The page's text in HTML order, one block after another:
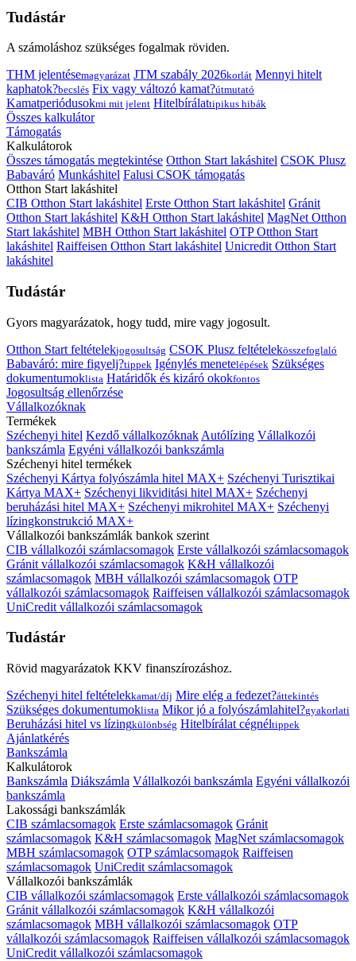
Tudástár
A számoláshoz szükséges fogalmak röviden.
THM jelentésemagyarázat JTM szabály 2026korlát Mennyi hitelt
kaphatok?becslés Fix vagy változó kamat?útmutató
Kamatperiódusokmi mit jelent Hitelbírálattipikus hibák
Összes kalkulátor
Támogatás
Kalkulátorok
Összes támogatás megtekintése Otthon Start lakáshitel CSOK Plusz
Babaváró Munkáshitel Falusi CSOK támogatás
Otthon Start lakáshitel
CIB Otthon Start lakáshitel Erste Otthon Start lakáshitel Gránit
Otthon Start lakáshitel K&H Otthon Start lakáshitel MagNet Otthon
Start lakáshitel MBH Otthon Start lakáshitel OTP Otthon Start
lakáshitel Raiffeisen Otthon Start lakáshitel Unicredit Otthon Start
lakáshitel
Tudástár
Gyors magyarázatok, hogy tudd, mire vagy jogosult.
Otthon Start feltételekjogosultság CSOK Plusz feltételekösszefoglaló
Babaváró: mire figyelj?tippek Igénylés menetelépések Szükséges
dokumentumoklista Határidők és kizáró okokfontos
Jogosultság ellenőrzése
Vállalkozóknak
Termékek
Széchenyi hitel Kezdő vállalkozóknak Autólízing Vállalkozói
bankszámla Egyéni vállalkozói bankszámla
Széchenyi hitel termékek
Széchenyi Kártya folyószámla hitel MAX+ Széchenyi Turisztikai
Kártya MAX+ Széchenyi likviditási hitel MAX+ Széchenyi
beruházási hitel MAX+ Széchenyi mikrohitel MAX+ Széchenyi
lízingkonstrukció MAX+
Vállalkozói bankszámlák bankok szerint
CIB vállalkozói számlacsomagok Erste vállalkozói számlacsomagok
Gránit vállalkozói számlacsomagok K&H vállalkozói
számlacsomagok MBH vállalkozói számlacsomagok OTP
vállalkozói számlacsomagok Raiffeisen vállalkozói számlacsomagok
UniCredit vállalkozói számlacsomagok
Tudástár
Rövid magyarázatok KKV finanszírozáshoz.
Széchenyi hitel feltételekkamat/díj Mire elég a fedezet?áttekintés
Szükséges dokumentumoklista Mikor jó a folyószámlahitel?gyakorlati
Beruházási hitel vs lízingkülönbség Hitelbírálat cégnéltippek
Ajánlatkérés
Bankszámla
Kalkulátorok
Bankszámla Diákszámla Vállalkozói bankszámla Egyéni vállalkozói
bankszámla
Lakossági bankszámlák
CIB számlacsomagok Erste számlacsomagok Gránit
számlacsomagok K&H számlacsomagok MagNet számlacsomagok
MBH számlacsomagok OTP számlacsomagok Raiffeisen
számlacsomagok UniCredit számlacsomagok
Vállalkozói bankszámlák
CIB vállalkozói számlacsomagok Erste vállalkozói számlacsomagok
Gránit vállalkozói számlacsomagok K&H vállalkozói
számlacsomagok MBH vállalkozói számlacsomagok OTP
vállalkozói számlacsomagok Raiffeisen vállalkozói számlacsomagok
UniCredit vállalkozói számlacsomagok